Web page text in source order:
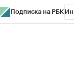
Подписка на РБК